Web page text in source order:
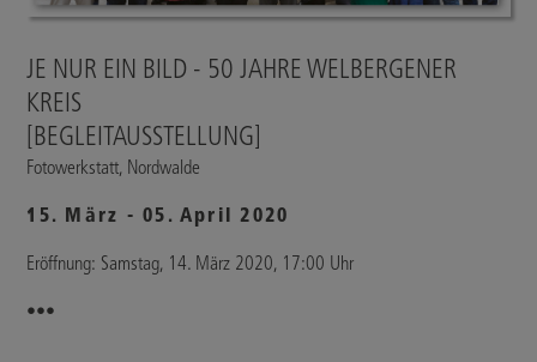
JE NUR EIN BILD - 50 JAHRE WELBERGENER
KREIS
[BEGLEITAUSSTELLUNG]
Fotowerkstatt, Nordwalde
15. März - 05. April 2020
Eröffnung: Samstag, 14. März 2020, 17:00 Uhr
•••